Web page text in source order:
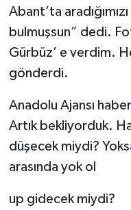
Abant’ta
bulmuşsun” dedi.
Gürbüz’ e verdim.
gönderdi.
Anadolu Ajansı
Artık bekliyorduk.
düşecek miydi?
arasında yok ol
up gidecek miydi?